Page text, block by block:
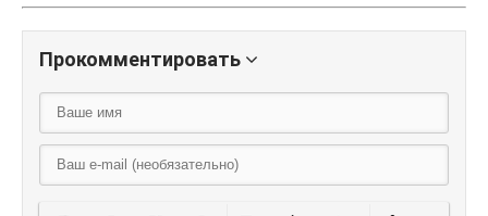
Прокомментировать